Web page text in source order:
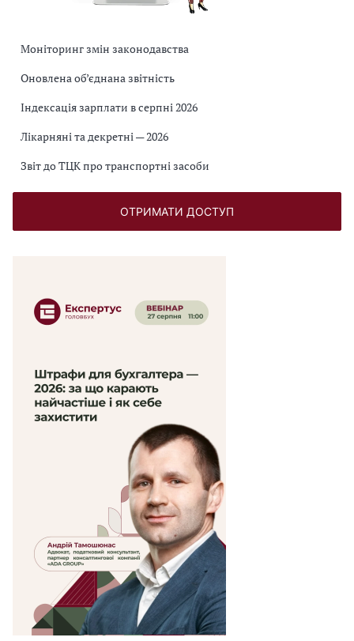
Моніторинг змін законодавства
Оновлена об’єднана звітність
Індексація зарплати в серпні 2026
Лікарняні та декретні — 2026
Звіт до ТЦК про транспортні засоби
ОТРИМАТИ ДОСТУП